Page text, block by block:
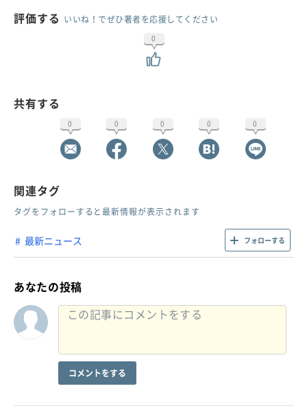
評価する いいね！でぜひ著者を応援してください
0
共有する
0 0 0 0 0
関連タグ
タグをフォローすると最新情報が表示されます
最新ニュース フォローする
あなたの投稿
コメントをする